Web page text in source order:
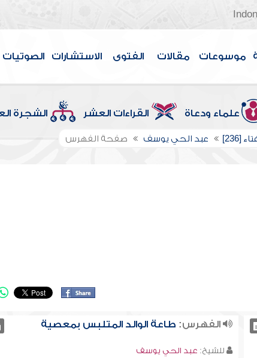
موسوعات مقالات الفتوى الاستشارات الصوتيات
علماء ودعاة القراءات العشر الشجرة
[236] عبد الحي يوسف صفحة الفهرس
الفهرس: طاعة الوالد المتلبس بمعصية
للشيخ: عبد الحي يوسف